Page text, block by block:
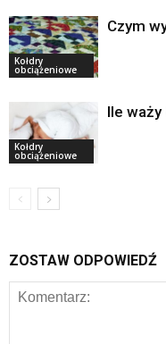
Kołdry
obciążeniowe
Czym
Kołdry
obciążeniowe
Ile waży
ZOSTAW ODPOWIEDŹ